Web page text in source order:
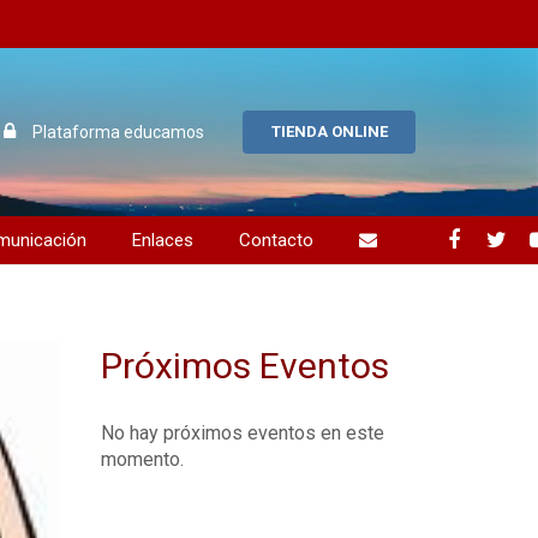
Plataforma educamos TIENDA ONLINE
Enlaces Contacto
Próximos Eventos
No hay próximos eventos en este
momento.